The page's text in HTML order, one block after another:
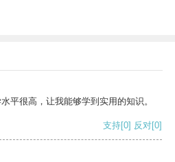
平很高，让我能够学到实用的知识。
支持[0] 反对[0]